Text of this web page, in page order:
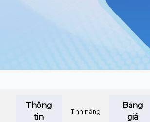
Thông
tin
Tính năng
Bảng
giá